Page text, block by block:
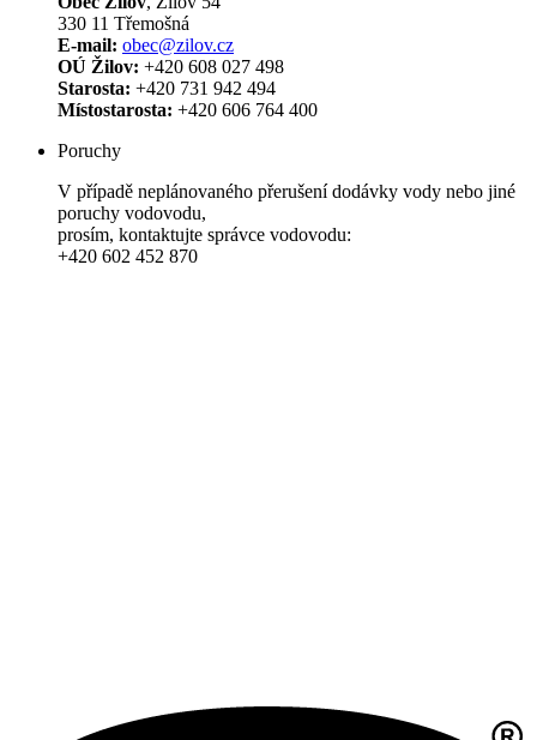
330 11 Třemošná
E-mail: obec@zilov.cz
OÚ Žilov: +420 608 027 498
Starosta: +420 731 942 494
Místostarosta: +420 606 764 400
Poruchy
V případě neplánovaného přerušení dodávky vody nebo jiné
poruchy vodovodu,
prosím, kontaktujte správce vodovodu:
+420 602 452 870